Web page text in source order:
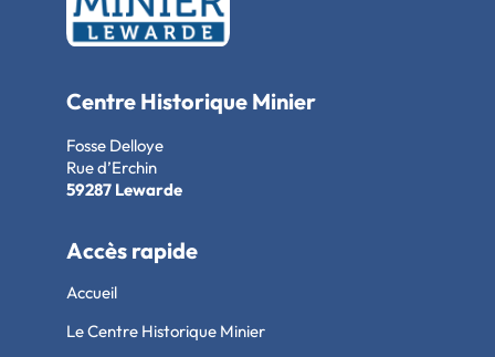
Centre Historique Minier
Fosse Delloye
Rue d’Erchin
59287 Lewarde
Accès rapide
Accueil
Le Centre Historique Minier